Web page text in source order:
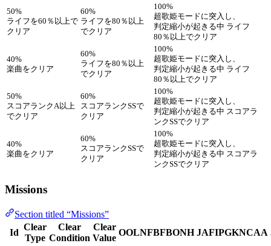
50%
ライフを60％以上で
クリア
60%
ライフを80％以上
でクリア
100%
超歌姫モードに突入し、
判定縮小が起きる中 ライフ
80％以上でクリア
40%
楽曲をクリア
60%
ライフを80％以上
でクリア
100%
超歌姫モードに突入し、
判定縮小が起きる中 ライフ
80％以上でクリア
50%
スコアランクA以上
でクリア
60%
スコアランクSSで
クリア
100%
超歌姫モードに突入し、
判定縮小が起きる中 スコアラ
ンクSSでクリア
40%
楽曲をクリア
60%
スコアランクSSで
クリア
100%
超歌姫モードに突入し、
判定縮小が起きる中 スコアラ
ンクSSでクリア
Missions
Section titled “Missions”
Id
Clear
Type
Clear
Condition
Clear
Value
OOLNFBFBONH JAFIPGKNCAA